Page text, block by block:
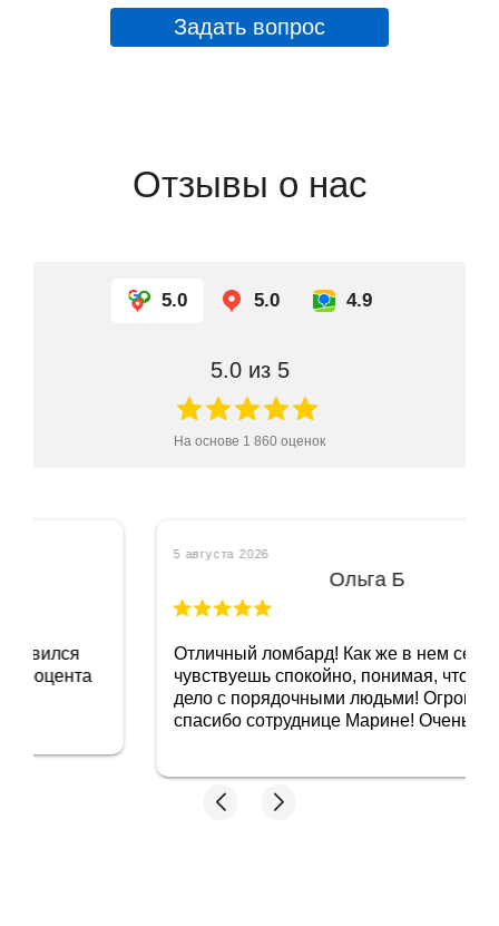
Задать вопрос
Отзывы о нас
5.0 5.0 4.9
5.0из 5
На основе 1 860 оценок
Отличный ломбард! Как же в нем себя
чувствуешь спокойно, понимая, что имеешь
дело с порядочными людьми! Огромное
спасибо сотруднице Марине! Очень приятная
нибудь нечестность с оценкой! Мне довелось